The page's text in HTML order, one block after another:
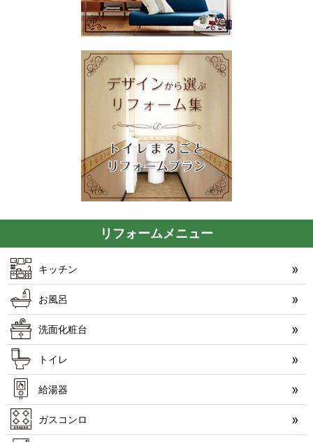
リフォームメニュー
キッチン
お風呂
洗面化粧台
トイレ
給湯器
ガスコンロ